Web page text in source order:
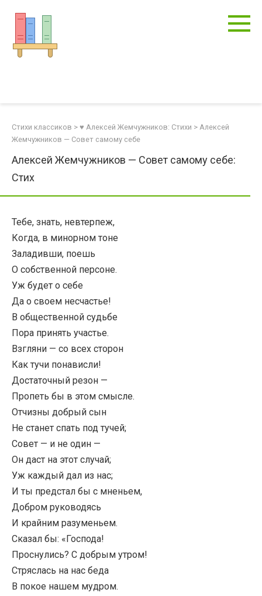
контенту
Стихи классиков > ♥ Алексей Жемчужников: Стихи > Алексей
Жемчужников — Совет самому себе
Алексей Жемчужников — Совет самому себе:
Стих
Тебе, знать, невтерпеж,
Когда, в минорном тоне
Заладивши, поешь
О собственной персоне.
Уж будет о себе
Да о своем несчастье!
В общественной судьбе
Пора принять участье.
Взгляни — со всех сторон
Как тучи понависли!
Достаточный резон —
Пропеть бы в этом смысле.
Отчизны добрый сын
Не станет спать под тучей;
Совет — и не один —
Он даст на этот случай;
Уж каждый дал из нас;
И ты предстал бы с мненьем,
Добром руководясь
И крайним разуменьем.
Сказал бы: «Господа!
Проснулись? С добрым утром!
Стряслась на нас беда
В покое нашем мудром.